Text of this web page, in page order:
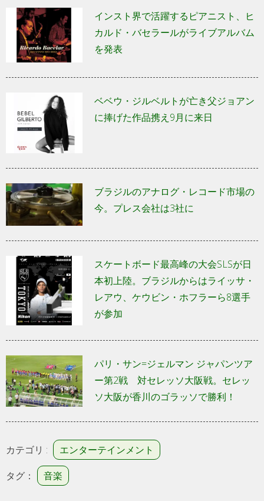
インスト界で活躍するピアニスト、ヒ
カルド・バセラールがライブアルバム
を発表
ベベウ・ジルベルトが亡き父ジョアン
に捧げた作品携え9月に来日
ブラジルのアナログ・レコード市場の
今。プレス会社は3社に
スケートボード最高峰の大会SLSが日
本初上陸。ブラジルからはライッサ・
レアウ、ケウビン・ホフラーら8選手
が参加
パリ・サン=ジェルマン ジャパンツア
ー第2戦 対セレッソ大阪戦。セレッ
ソ大阪が香川のゴラッソで勝利！
カテゴリ :
エンターテインメント
タグ：
音楽